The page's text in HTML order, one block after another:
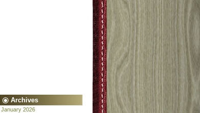
Archives
January 2026